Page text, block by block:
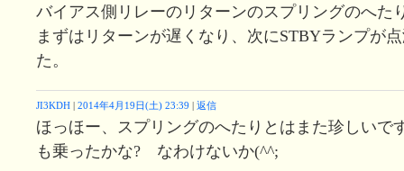
バイアス側リレーのリターンのスプリングのへた
まずはリターンが遅くなり、次にSTBYランプが
た。
JI3KDH | 2014年4月19日(土) 23:39 | 返信
ほっほー、スプリングのへたりとはまた珍しいで
も乗ったかな? なわけないか(^^;